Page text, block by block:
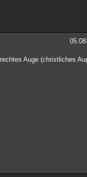
Auge (christliches